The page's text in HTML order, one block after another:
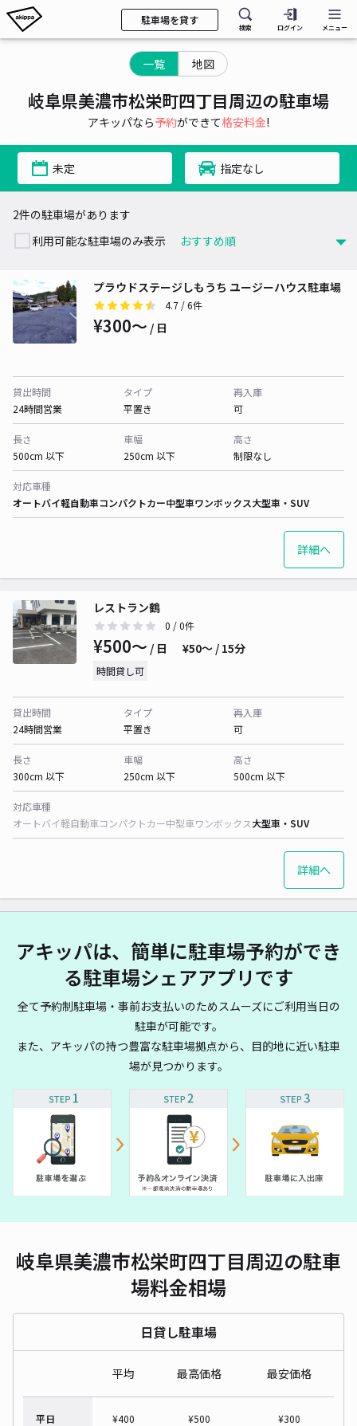
駐車場を貸す
検索 ログイン メニュー
一覧 地図
岐阜県美濃市松栄町四丁目周辺の駐車場
アキッパなら予約ができて格安料金!
未定 指定なし
2件の駐車場があります
利用可能な駐車場のみ表示
プラウドステージしもうち ユージーハウス駐車場
4.7 / 6件
¥300〜 / 日
貸出時間
24時間営業
タイプ
平置き
再入庫
可
長さ
500cm 以下
車幅
250cm 以下
高さ
制限なし
対応車種
オートバイ軽自動車コンパクトカー中型車ワンボックス大型車・SUV
詳細へ
レストラン鶴
0 / 0件
¥500〜 / 日 ¥50〜 / 15分
時間貸し可
貸出時間
24時間営業
タイプ
平置き
再入庫
可
長さ
300cm 以下
車幅
250cm 以下
高さ
500cm 以下
対応車種
オートバイ軽自動車コンパクトカー中型車ワンボックス大型車・SUV
詳細へ
アキッパは、簡単に駐車場予約ができ
る駐車場シェアアプリです
全て予約制駐車場・事前お支払いのためスムーズにご利用当日の
駐車が可能です。
また、アキッパの持つ豊富な駐車場拠点から、目的地に近い駐車
場が見つかります。
岐阜県美濃市松栄町四丁目周辺の駐車
場料金相場
日貸し駐車場
平均 最高価格 最安価格
平日 ¥400 ¥500 ¥300